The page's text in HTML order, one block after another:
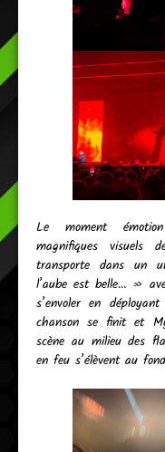
Le moment
magnifiques visuels
transporte dans un
l’aube est belle… »
s’envoler en
chanson se finit et
scène au milieu des
en feu s’élèvent au